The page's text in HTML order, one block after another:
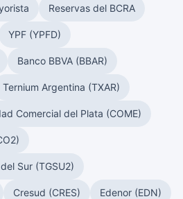
Reservas del BCRA
YPF (YPFD)
Banco BBVA (BBAR)
Ternium Argentina (TXAR)
Comercial del Plata (COME)
Sur (TGSU2)
Cresud (CRES) Edenor (EDN)